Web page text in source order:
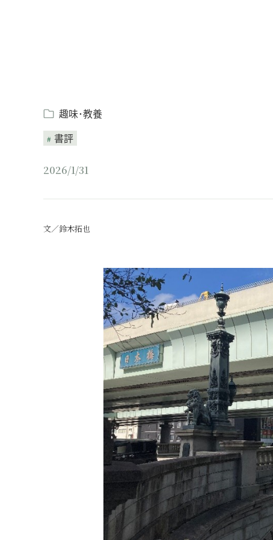
趣味･教養
書評
2026/1/31
文／鈴木拓也